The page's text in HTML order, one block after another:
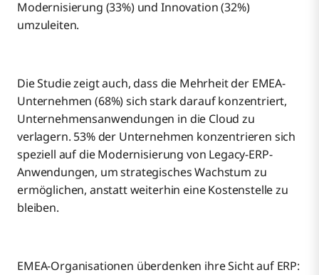
Modernisierung (33%) und Innovation (32%)
umzuleiten.
Die Studie zeigt auch, dass die Mehrheit der EMEA-
Unternehmen (68%) sich stark darauf konzentriert,
Unternehmensanwendungen in die Cloud zu
verlagern. 53% der Unternehmen konzentrieren sich
speziell auf die Modernisierung von Legacy-ERP-
Anwendungen, um strategisches Wachstum zu
ermöglichen, anstatt weiterhin eine Kostenstelle zu
bleiben.
EMEA-Organisationen überdenken ihre Sicht auf ERP: